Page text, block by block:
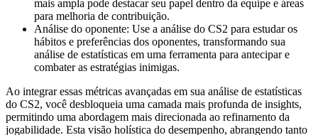
mais ampla pode destacar seu papel dentro da equipe e áreas
para melhoria de contribuição.
Análise do oponente: Use a análise do CS2 para estudar os
hábitos e preferências dos oponentes, transformando sua
análise de estatísticas em uma ferramenta para antecipar e
combater as estratégias inimigas.
Ao integrar essas métricas avançadas em sua análise de estatísticas
do CS2, você desbloqueia uma camada mais profunda de insights,
permitindo uma abordagem mais direcionada ao refinamento da
jogabilidade. Esta visão holística do desempenho, abrangendo tanto